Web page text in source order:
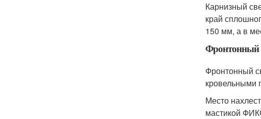
Карнизный
край
150 мм, а в
Фронтонный
Фронтонный
кровельными
Место
мастикой